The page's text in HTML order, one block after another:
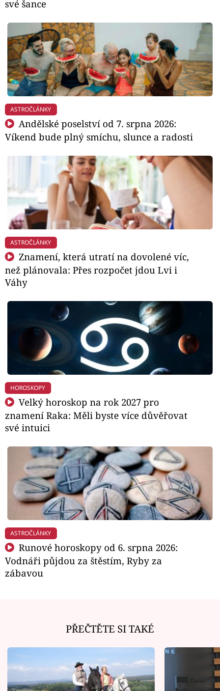
své šance
ASTROČLÁNKY
Andělské poselství od 7. srpna 2026:
Víkend bude plný smíchu, slunce a radosti
ASTROČLÁNKY
Znamení, která utratí na dovolené víc,
než plánovala: Přes rozpočet jdou Lvi i
Váhy
HOROSKOPY
Velký horoskop na rok 2027 pro
znamení Raka: Měli byste více důvěřovat
své intuici
ASTROČLÁNKY
Runové horoskopy od 6. srpna 2026:
Vodnáři půjdou za štěstím, Ryby za
zábavou
PŘEČTĚTE SI TAKÉ